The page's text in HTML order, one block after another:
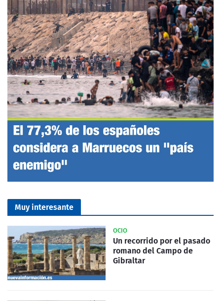
Muy interesante
OCIO
Un recorrido por el pasado
romano del Campo de
Gibraltar